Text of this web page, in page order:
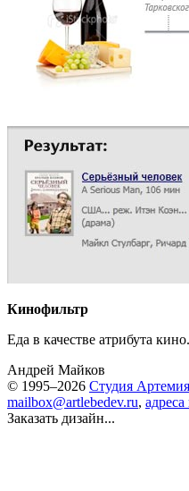
Кинофильтр
Еда в качестве атрибута кино.
Андрей Майков
© 1995–2026 Студия
mailbox@artlebedev.ru,
Заказать дизайн...